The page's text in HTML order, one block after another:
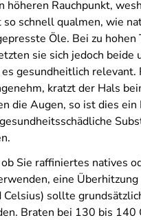
höheren Rauchpunkt,
so schnell qualmen, wie
Öle. Bei zu hohen
sie sich jedoch beide
gesundheitlich relevant.
kratzt der Hals
die Augen, so ist dies ein
ob Sie raffiniertes natives
eine
Celsius) sollte
Braten bei 130 bis 140